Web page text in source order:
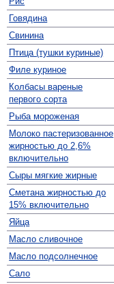
Говядина
Свинина
Птица (тушки куриные)
Филе куриное
Колбасы вареные
первого сорта
Рыба мороженая
Молоко пастеризованное
жирностью до 2,6%
включительно
Сыры мягкие жирные
Сметана жирностью до
15% включительно
Яйца
Масло сливочное
Масло подсолнечное
Сало